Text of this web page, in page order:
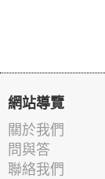
網站導覽
關於我們
問與答
聯絡我們